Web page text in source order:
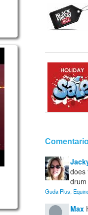
does
Guda Plus,
Max